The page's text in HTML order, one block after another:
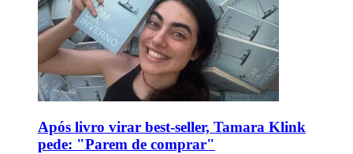
Após livro virar best-seller, Tamara Klink
pede: "Parem de comprar"